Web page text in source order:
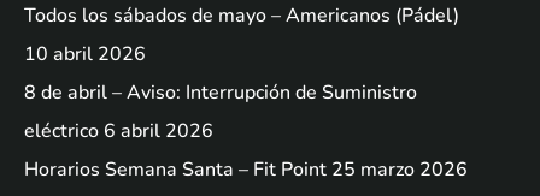
Todos los sábados de mayo – Americanos (Pádel)
10 abril 2026
8 de abril – Aviso: Interrupción de Suministro
eléctrico 6 abril 2026
Horarios Semana Santa – Fit Point 25 marzo 2026